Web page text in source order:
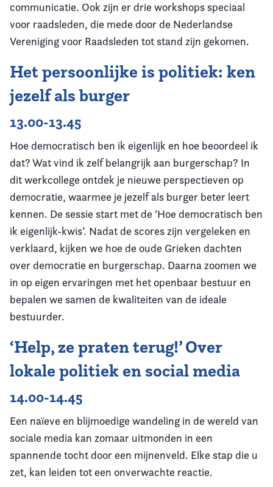
communicatie. Ook zijn er drie workshops speciaal
voor raadsleden, die mede door de Nederlandse
Vereniging voor Raadsleden tot stand zijn gekomen.
Het persoonlijke is politiek: ken
jezelf als burger
13.00-13.45
Hoe democratisch ben ik eigenlijk en hoe beoordeel ik
dat? Wat vind ik zelf belangrijk aan burgerschap? In
dit werkcollege ontdek je nieuwe perspectieven op
democratie, waarmee je jezelf als burger beter leert
kennen. De sessie start met de ‘Hoe democratisch ben
ik eigenlijk-kwis’. Nadat de scores zijn vergeleken en
verklaard, kijken we hoe de oude Grieken dachten
over democratie en burgerschap. Daarna zoomen we
in op eigen ervaringen met het openbaar bestuur en
bepalen we samen de kwaliteiten van de ideale
bestuurder.
‘Help, ze praten terug!’ Over
lokale politiek en social media
14.00-14.45
Een naïeve en blijmoedige wandeling in de wereld van
sociale media kan zomaar uitmonden in een
spannende tocht door een mijnenveld. Elke stap die u
zet, kan leiden tot een onverwachte reactie.